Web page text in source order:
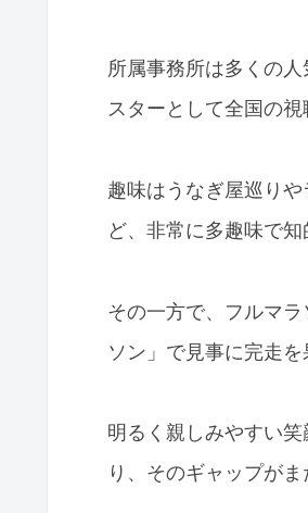
所属事務所は多くの
スターとして全国の
趣味はうなぎ屋巡り
ど、非常に多趣味で知
その一方で、フルマ
ソン」で見事に完走を
明るく親しみやすい
り、そのギャップが